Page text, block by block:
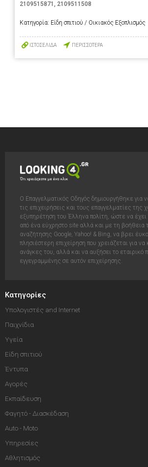
2109515871 , 2109511508
Κατηγορία: Είδη σπιτιού / Οικιακός Εξοπλισμός
ΙΣΤΟΣΕΛΙΔΑ ΠΕΡΙΣΣΟΤΕΡΑ
Ο Επαγγελματικός Οδηγός δημιουργήθηκε για
τις επιχειρήσεις και τους επαγγελματίες της
εξυπηρέτηση του Έλληνα πολίτη, ώστε να
από ένα εύχρηστο site αλλά και με τη
αναζήτησης Google, Yahoo! & Bing, να βρει
πλησιέστερη επιχείρηση που χρειάζεται για να
ανάγκες του, αλλά και να αυξήσει το εταιρικό
εγγεγραμμένης σε αυτόν επιχείρησης.
Κατηγορίες
Υπολογιστές and Internet
Παιχνίδια
Υγεία
Είδη σπιτιού
Έντυπα
Αγορές
Εκπαίδευση
Φαγητό - Διασκέδαση
Auto - Moto
Υπηρεσίες
Αθλητισμός